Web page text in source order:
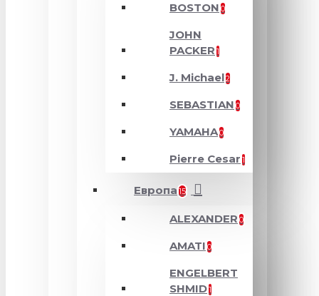
BOSTON 0
JOHN
PACKER 1
J. Michael2
SEBASTIAN 0
YAMAHA0
Pierre Cesar 1
Европа 15
ALEXANDER 0
AMATI 0
ENGELBERT
SHMID1